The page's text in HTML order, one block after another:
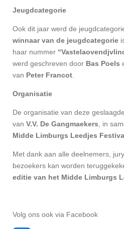
Jeugdcategorie
Ook dit jaar werd de
winnaar van de jeugdcategorie
haar nummer
werd geschreven door Bas Poels
van Peter Francot
Organisatie
De organisatie van deze
van V.V. De Gangmaekers , in
Midde Limburgs Leedjes
Met dank aan alle deelnemers,
bezoekers kan worden
editie van het Midde Limburgs
Volg ons ook via Facebook